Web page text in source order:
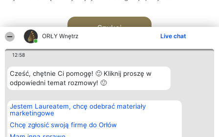
ORŁY Wnętrz Live chat
12:58
Cześć, chętnie Ci pomogę! 🙂 Kliknij proszę w
odpowiedni temat rozmowy! 🙂
Jestem Laureatem, chcę odebrać materiały
marketingowe
Chcę zgłosić swoją firmę do Orłów
Szukaj
Organizator plebiscytu
Bright Side Solutions sp. z o.
o. sp. k.
ul. Ruska 22
Wrocław 50-079
Plebiscyt
Laureaci
wszystkich
Laureatów
Kontakt
Kontakt